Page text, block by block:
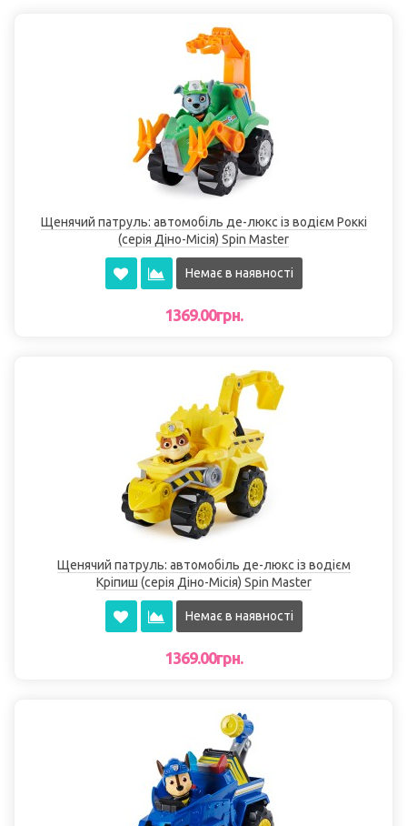
Щенячий патруль: автомобіль де-люкс із водієм Роккі
(серія Діно-Місія) Spin Master
Немає в наявності
1369.00грн.
Щенячий патруль: автомобіль де-люкс із водієм
Кріпиш (серія Діно-Місія) Spin Master
Немає в наявності
1369.00грн.